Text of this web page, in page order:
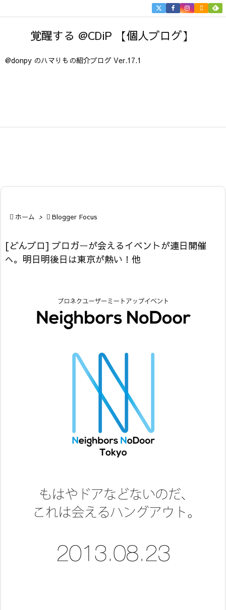
覚醒する @CDiP 【個人ブログ】
@donpy のハマりもの紹介ブログ Ver.17.1


 ホーム >  Blogger Focus
[どんブロ] ブロガーが会えるイベントが連日開催
へ。明日明後日は東京が熱い！他